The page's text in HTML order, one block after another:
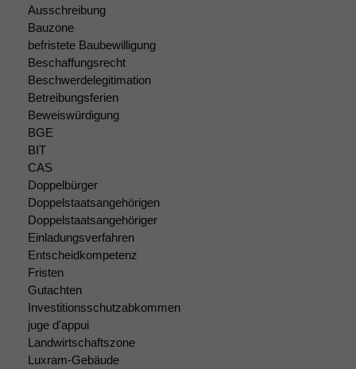
Ausschreibung
Bauzone
befristete Baubewilligung
Beschaffungsrecht
Beschwerdelegitimation
Betreibungsferien
Beweiswürdigung
BGE
BIT
CAS
Doppelbürger
Doppelstaatsangehörigen
Doppelstaatsangehöriger
Einladungsverfahren
Entscheidkompetenz
Fristen
Gutachten
Investitionsschutzabkommen
juge d'appui
Landwirtschaftszone
Luxram-Gebäude